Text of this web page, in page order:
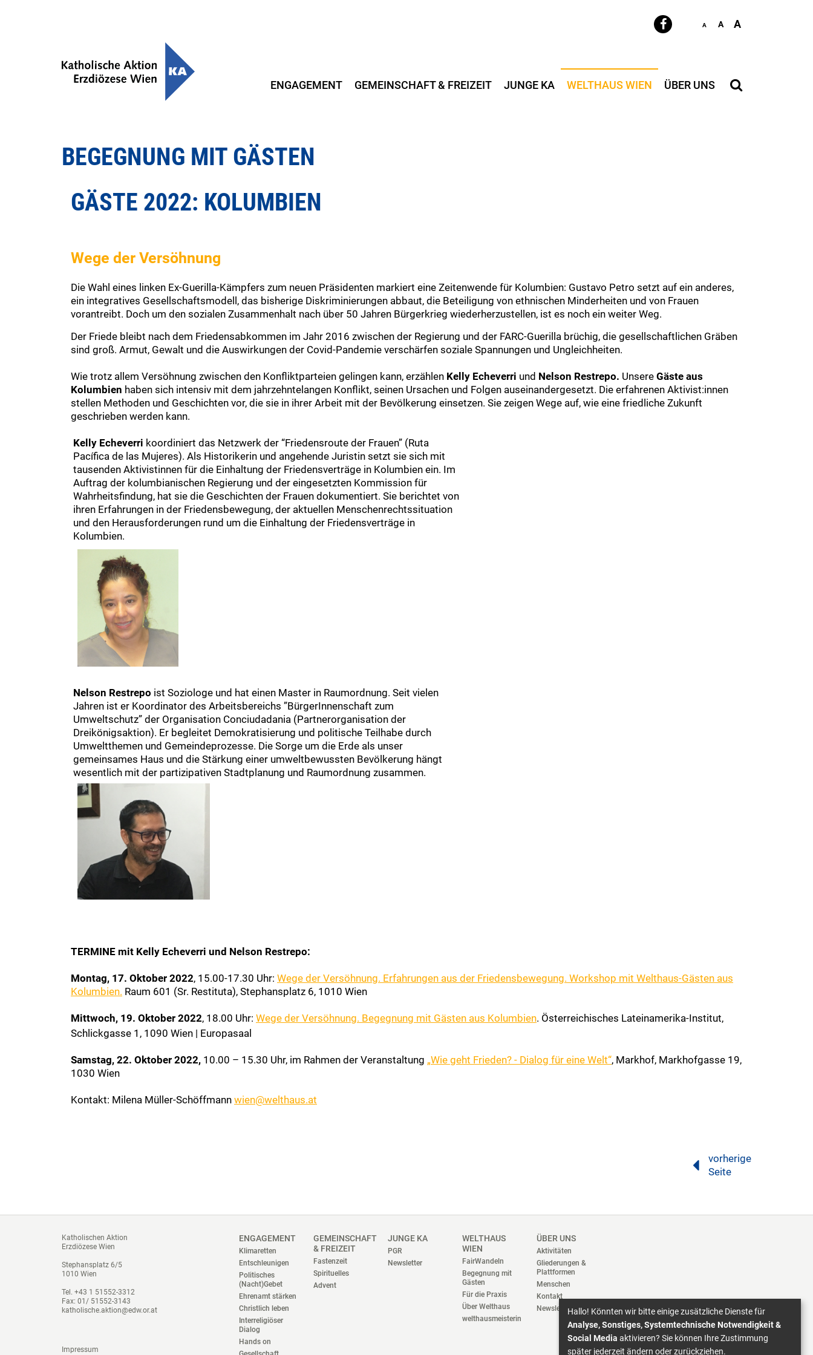
A A A
ENGAGEMENT GEMEINSCHAFT & FREIZEIT JUNGE KA WELTHAUS WIEN ÜBER UNS
BEGEGNUNG MIT GÄSTEN
GÄSTE 2022: KOLUMBIEN
Wege der Versöhnung
Die Wahl eines linken Ex-Guerilla-Kämpfers zum neuen Präsidenten markiert eine Zeitenwende für Kolumbien: Gustavo Petro setzt auf ein anderes,
ein integratives Gesellschaftsmodell, das bisherige Diskriminierungen abbaut, die Beteiligung von ethnischen Minderheiten und von Frauen
vorantreibt. Doch um den sozialen Zusammenhalt nach über 50 Jahren Bürgerkrieg wiederherzustellen, ist es noch ein weiter Weg.
Der Friede bleibt nach dem Friedensabkommen im Jahr 2016 zwischen der Regierung und der FARC-Guerilla brüchig, die gesellschaftlichen Gräben
sind groß. Armut, Gewalt und die Auswirkungen der Covid-Pandemie verschärfen soziale Spannungen und Ungleichheiten.
Wie trotz allem Versöhnung zwischen den Konfliktparteien gelingen kann, erzählen Kelly Echeverri und Nelson Restrepo. Unsere Gäste aus
Kolumbien haben sich intensiv mit dem jahrzehntelangen Konflikt, seinen Ursachen und Folgen auseinandergesetzt. Die erfahrenen Aktivist:innen
stellen Methoden und Geschichten vor, die sie in ihrer Arbeit mit der Bevölkerung einsetzen. Sie zeigen Wege auf, wie eine friedliche Zukunft
geschrieben werden kann.
Kelly Echeverri koordiniert das Netzwerk der “Friedensroute der Frauen” (Ruta
Pacífica de las Mujeres). Als Historikerin und angehende Juristin setzt sie sich mit
tausenden Aktivistinnen für die Einhaltung der Friedensverträge in Kolumbien ein. Im
Auftrag der kolumbianischen Regierung und der eingesetzten Kommission für
Wahrheitsfindung, hat sie die Geschichten der Frauen dokumentiert. Sie berichtet von
ihren Erfahrungen in der Friedensbewegung, der aktuellen Menschenrechtssituation
und den Herausforderungen rund um die Einhaltung der Friedensverträge in
Kolumbien.
Nelson Restrepo ist Soziologe und hat einen Master in Raumordnung. Seit vielen
Jahren ist er Koordinator des Arbeitsbereichs ”BürgerInnenschaft zum
Umweltschutz” der Organisation Conciudadania (Partnerorganisation der
Dreikönigsaktion). Er begleitet Demokratisierung und politische Teilhabe durch
Umweltthemen und Gemeindeprozesse. Die Sorge um die Erde als unser
gemeinsames Haus und die Stärkung einer umweltbewussten Bevölkerung hängt
wesentlich mit der partizipativen Stadtplanung und Raumordnung zusammen.
TERMINE mit Kelly Echeverri und Nelson Restrepo:
Montag, 17. Oktober 2022, 15.00-17.30 Uhr: Wege der Versöhnung. Erfahrungen aus der Friedensbewegung. Workshop mit Welthaus-Gästen aus
Kolumbien. Raum 601 (Sr. Restituta), Stephansplatz 6, 1010 Wien
Mittwoch, 19. Oktober 2022, 18.00 Uhr: Wege der Versöhnung. Begegnung mit Gästen aus Kolumbien. Österreichisches Lateinamerika-Institut,
Schlickgasse 1, 1090 Wien | Europasaal
Samstag, 22. Oktober 2022, 10.00 – 15.30 Uhr, im Rahmen der Veranstaltung „Wie geht Frieden? - Dialog für eine Welt“, Markhof, Markhofgasse 19,
1030 Wien
Kontakt: Milena Müller-Schöffmann wien@welthaus.at
vorherige
Seite
Katholischen Aktion
Erzdiözese Wien
Stephansplatz 6/5
1010 Wien
Tel. +43 1 51552-3312
Fax: 01/ 51552-3143
katholische.aktion@edw.or.at
Impressum
ENGAGEMENT
Klimaretten
Entschleunigen
Politisches
(Nacht)Gebet
Ehrenamt stärken
Christlich leben
Interreligiöser
Dialog
Hands on
GEMEINSCHAFT
& FREIZEIT
Fastenzeit
Spirituelles
Advent
JUNGE KA
PGR
Newsletter
WELTHAUS
WIEN
FairWandeln
Begegnung mit
Gästen
Für die Praxis
Über Welthaus
welthausmeisterin
ÜBER UNS
Aktivitäten
Gliederungen &
Plattformen
Menschen
Kontakt
NewsletterHallo! Könnten wir bitte einige zusätzliche Dienste für
Analyse, Sonstiges, Systemtechnische Notwendigkeit &
Social Media aktivieren? Sie können Ihre Zustimmung
später jederzeit ändern oder zurückziehen.